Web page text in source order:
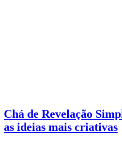
Chá de Revelação
as ideias mais criativas